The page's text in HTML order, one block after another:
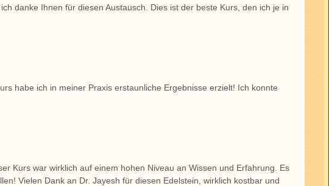
danke Ihnen für diesen Austausch. Dies ist der beste Kurs, den ich je in
habe ich in meiner Praxis erstaunliche Ergebnisse erzielt! Ich konnte
Kurs war wirklich auf einem hohen Niveau an Wissen und Erfahrung. Es
Vielen Dank an Dr. Jayesh für diesen Edelstein, wirklich kostbar und